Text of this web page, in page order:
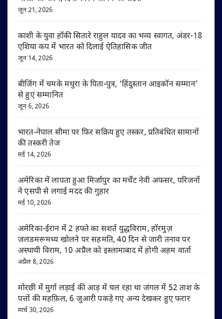
जून 21, 2026
काशी के युवा हॉकी सितारे राहुल यादव का भव्य स्वागत, अंडर-18
एशिया कप में भारत को दिलाई ऐतिहासिक जीत
जून 14, 2026
बीजिंग में चमके मथुरा के पिता-पुत्र, ‘हिंदुस्तान आइकॉन सम्मान’
से हुए सम्मानित
जून 6, 2026
भारत-नेपाल सीमा पर फिर सक्रिय हुए तस्कर, प्रतिबंधित सामानों
की तस्करी तेज
मई 14, 2026
अमेरिका में लापता हुआ मिर्जापुर का मर्चेंट नेवी अफसर, परिजनों
ने एसपी से लगाई मदद की गुहार
मई 10, 2026
अमेरिका-ईरान में 2 हफ्ते का सशर्त युद्धविराम, हॉरमुज़
जलडमरूमध्य खोलने पर सहमति, 40 दिन से जारी तनाव पर
अस्थायी विराम, 10 अप्रैल को इस्लामाबाद में होगी अहम वार्ता
अप्रैल 8, 2026
मोरछी में मुर्गा लड़ाई की आड़ में चल रहा था जंगल में 52 ताश के
पत्तों की महफ़िल, 6 जुआरी पकड़े गए अन्य देखकर हुए फरार
मार्च 30, 2026